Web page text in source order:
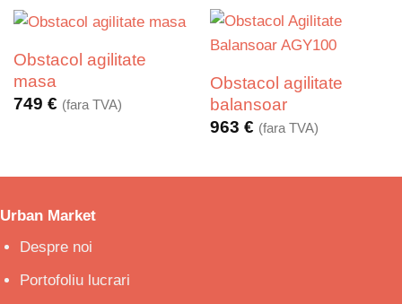
Obstacol agilitate
masa
749 € (fara TVA)
Obstacol agilitate
balansoar
963 € (fara TVA)
Urban Market
Despre noi
Portofoliu lucrari